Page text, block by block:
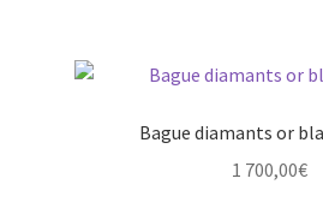
Bague diamants or
1 700,00€